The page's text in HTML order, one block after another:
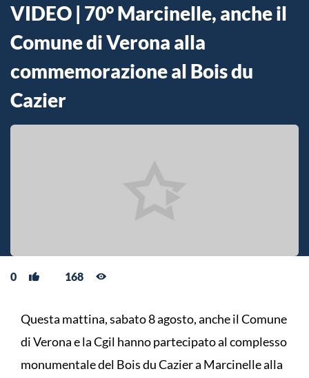
VIDEO | 70° Marcinelle, anche il
Comune di Verona alla
commemorazione al Bois du
Cazier
0 168
Questa mattina, sabato 8 agosto, anche il Comune
di Verona e la Cgil hanno partecipato al complesso
monumentale del Bois du Cazier a Marcinelle alla